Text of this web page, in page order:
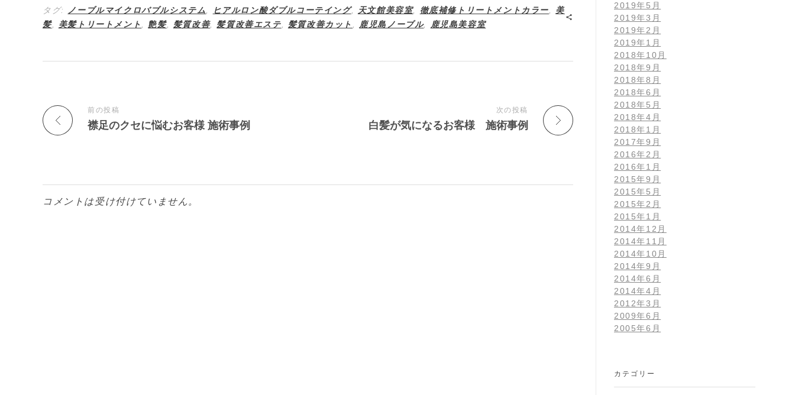
タグ: ノーブルマイクロバブルシステム, ヒアルロン酸ダブルコーテイング, 天文館美容室, 徹底補修トリートメントカラー, 美
髪, 美髪トリートメント ,艶髪, 髪質改善,髪質改善エステ, 髪質改善カット , 鹿児島ノーブル, 鹿児島美容室
前の投稿
襟足のクセに悩むお客様 施術事例
次の投稿
白髪が気になるお客様 施術事例
コメントは受け付けていません。
2019年5月
2019年3月
2019年2月
2019年1月
2018年10月
2018年9月
2018年8月
2018年6月
2018年5月
2018年4月
2018年1月
2017年9月
2016年2月
2016年1月
2015年9月
2015年5月
2015年2月
2015年1月
2014年12月
2014年11月
2014年10月
2014年9月
2014年6月
2014年4月
2012年3月
2009年6月
2005年6月
カテゴリー